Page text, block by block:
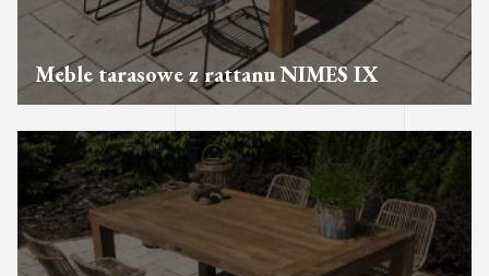
Meble tarasowe z rattanu NIMES IX